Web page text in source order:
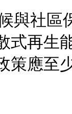
與社區
式再生